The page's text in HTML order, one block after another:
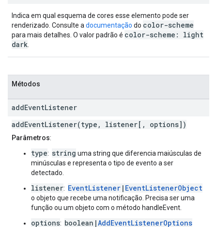
Indica em qual esquema de cores esse elemento pode ser
renderizado. Consulte a documentação do color-scheme
para mais detalhes. O valor padrão é color-scheme: light
dark
Métodos
addEventListener
addEventListener(type, listener[, options])
Parâmetros:
type: string uma string que diferencia maiúsculas de
minúsculas e representa o tipo de evento a ser
detectado.
listener: EventListener | EventListenerObject
o objeto que recebe uma notificação. Precisa ser uma
função ou um objeto com o método handleEvent.
options: boolean|AddEventListenerOptions